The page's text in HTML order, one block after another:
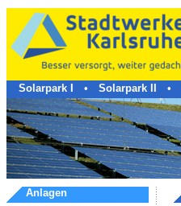
Solarpark I • Solarpark II •
Anlagen